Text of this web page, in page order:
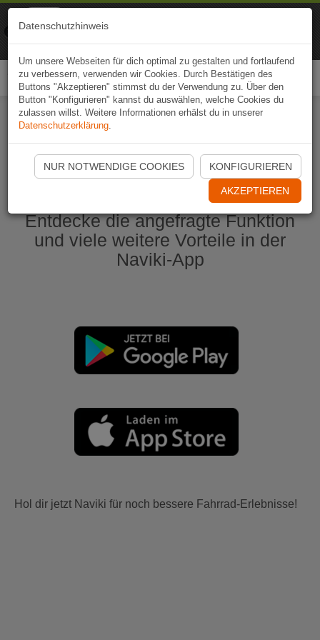
Naviki App jetzt öffnen
Entdecke die angefragte Funktion
und viele weitere Vorteile in der
Naviki-App
Hol dir jetzt Naviki für noch bessere Fahrrad-Erlebnisse!
Datenschutzhinweis
Um unsere Webseiten für dich optimal zu gestalten und fortlaufend
zu verbessern, verwenden wir Cookies. Durch Bestätigen des
Buttons "Akzeptieren" stimmst du der Verwendung zu. Über den
Button "Konfigurieren" kannst du auswählen, welche Cookies du
zulassen willst. Weitere Informationen erhälst du in unserer
Datenschutzerklärung.
NUR NOTWENDIGE COOKIES KONFIGURIEREN
AKZEPTIEREN
Naviki